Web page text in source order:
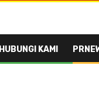
HUBUNGI KAMI